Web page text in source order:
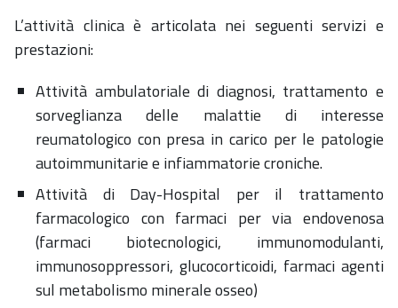
L’attività clinica è articolata nei seguenti servizi e
prestazioni:
Attività ambulatoriale di diagnosi, trattamento e
sorveglianza delle malattie di interesse
reumatologico con presa in carico per le patologie
autoimmunitarie e infiammatorie croniche.
Attività di Day-Hospital per il trattamento
farmacologico con farmaci per via endovenosa
(farmaci biotecnologici, immunomodulanti,
immunosoppressori, glucocorticoidi, farmaci agenti
sul metabolismo minerale osseo)